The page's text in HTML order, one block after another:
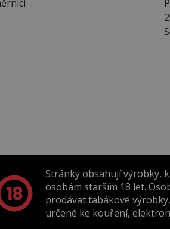
Stránky obsahují výrobky,
osobám starším 18 let.
prodávat tabákové
určené ke kouření,